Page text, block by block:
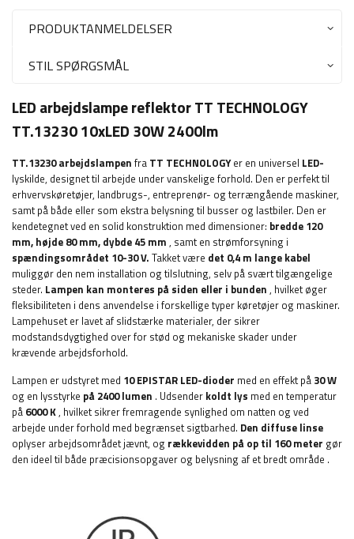
PRODUKTANMELDELSER
STIL SPØRGSMÅL
LED arbejdslampe reflektor TT TECHNOLOGY
TT.13230 10xLED 30W 2400lm
TT.13230 arbejdslampen fra TT TECHNOLOGYer en universel LED-
lyskilde, designet til arbejde under vanskelige forhold. Den er perfekt til
erhvervskøretøjer, landbrugs-, entreprenør- og terrængående maskiner,
samt på både eller som ekstra belysning til busser og lastbiler. Den er
kendetegnet ved en solid konstruktion med dimensioner: bredde 120
mm, højde 80 mm, dybde 45 mm , samt en strømforsyning i
spændingsområdet 10-30 V. Takket være det 0,4 m lange kabel
muliggør den nem installation og tilslutning, selv på svært tilgængelige
steder. Lampen kan monteres på siden eller i bunden , hvilket øger
fleksibiliteten i dens anvendelse i forskellige typer køretøjer og maskiner.
Lampehuset er lavet af slidstærke materialer, der sikrer
modstandsdygtighed over for stød og mekaniske skader under
krævende arbejdsforhold.
Lampen er udstyret med 10 EPISTAR LED-dioder med en effekt på 30 W
og en lysstyrke på 2400 lumen . Udsender koldt lys med en temperatur
på 6000 K, hvilket sikrer fremragende synlighed om natten og ved
arbejde under forhold med begrænset sigtbarhed. Den diffuse linse
oplyser arbejdsområdet jævnt, og rækkevidden på op til 160 meter gør
den ideel til både præcisionsopgaver og belysning af et bredt område .